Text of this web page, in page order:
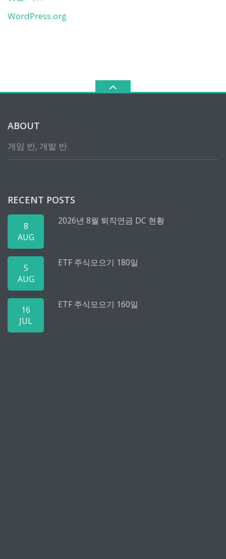
WordPress.org
ABOUT
게임 반, 개발 반.
RECENT POSTS
8
AUG
2026년 8월 퇴직연금 DC 현황
5
AUG
ETF 주식모으기 180일
16
JUL
ETF 주식모으기 160일